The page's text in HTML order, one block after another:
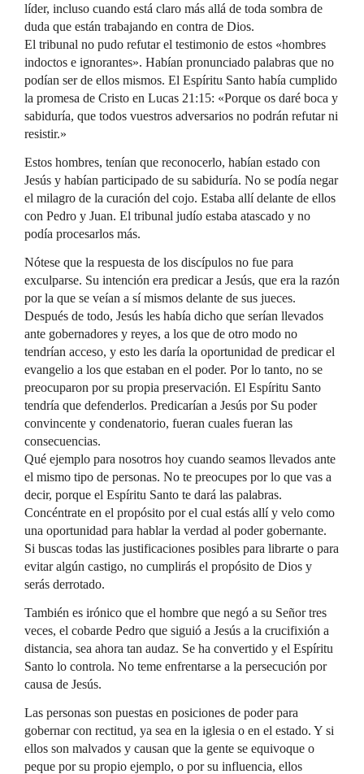
líder, incluso cuando está claro más allá de toda sombra de
duda que están trabajando en contra de Dios.
El tribunal no pudo refutar el testimonio de estos «hombres
indoctos e ignorantes». Habían pronunciado palabras que no
podían ser de ellos mismos. El Espíritu Santo había cumplido
la promesa de Cristo en Lucas 21:15: «Porque os daré boca y
sabiduría, que todos vuestros adversarios no podrán refutar ni
resistir.»
Estos hombres, tenían que reconocerlo, habían estado con
Jesús y habían participado de su sabiduría. No se podía negar
el milagro de la curación del cojo. Estaba allí delante de ellos
con Pedro y Juan. El tribunal judío estaba atascado y no
podía procesarlos más.
Nótese que la respuesta de los discípulos no fue para
exculparse. Su intención era predicar a Jesús, que era la razón
por la que se veían a sí mismos delante de sus jueces.
Después de todo, Jesús les había dicho que serían llevados
ante gobernadores y reyes, a los que de otro modo no
tendrían acceso, y esto les daría la oportunidad de predicar el
evangelio a los que estaban en el poder. Por lo tanto, no se
preocuparon por su propia preservación. El Espíritu Santo
tendría que defenderlos. Predicarían a Jesús por Su poder
convincente y condenatorio, fueran cuales fueran las
consecuencias.
Qué ejemplo para nosotros hoy cuando seamos llevados ante
el mismo tipo de personas. No te preocupes por lo que vas a
decir, porque el Espíritu Santo te dará las palabras.
Concéntrate en el propósito por el cual estás allí y velo como
una oportunidad para hablar la verdad al poder gobernante.
Si buscas todas las justificaciones posibles para librarte o para
evitar algún castigo, no cumplirás el propósito de Dios y
serás derrotado.
También es irónico que el hombre que negó a su Señor tres
veces, el cobarde Pedro que siguió a Jesús a la crucifixión a
distancia, sea ahora tan audaz. Se ha convertido y el Espíritu
Santo lo controla. No teme enfrentarse a la persecución por
causa de Jesús.
Las personas son puestas en posiciones de poder para
gobernar con rectitud, ya sea en la iglesia o en el estado. Y si
ellos son malvados y causan que la gente se equivoque o
peque por su propio ejemplo, o por su influencia, ellos